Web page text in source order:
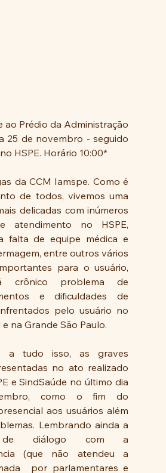
25 de novembro - seguido
HSPE. Horário 10:00*
da CCM Iamspe. Como é
de todos, vivemos uma
delicadas com inúmeros
atendimento no HSPE,
falta de equipe médica e
entre outros vários
para o usuário,
problema de
e dificuldades de
pelo usuário no
na Grande São Paulo.
a tudo isso, as graves
no ato realizado
e SindSaúde no último dia
como o fim do
aos usuários além
Lembrando ainda a
de diálogo com a
(que não atendeu a
por parlamentares e